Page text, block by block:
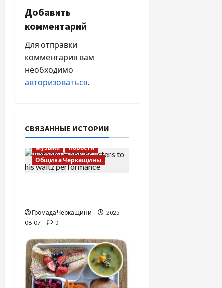
с
я
м
Добавить
комментарий
Для отправки
комментария вам
необходимо
авторизоваться.
СВЯЗАННЫЕ ИСТОРИИ
Музыка
Новости
Община Черкащины
Громада Черкащини
2025-
08-07
0